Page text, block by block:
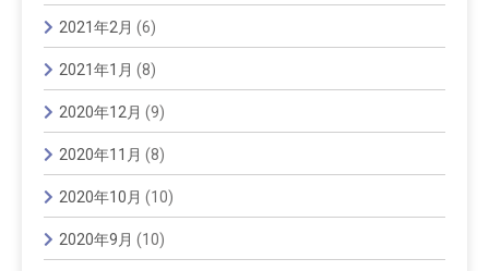
2021年2月 (6)
2021年1月 (8)
2020年12月 (9)
2020年11月 (8)
2020年10月 (10)
2020年9月 (10)